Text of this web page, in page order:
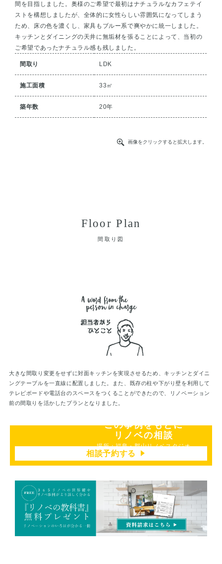
間を目指しました。奥様のご希望で最初はナチュラルなカフェテイ
ストを構想しましたが、全体的に女性らしい雰囲気になってしまう
ため、床の色を濃くし、家具もブルー系で爽やかに統一しました。
キッチンとダイニングの天井に無垢材を張ることによって、当初の
ご希望であったナチュラル感も残しました。
間取り LDK
施工面積 33㎡
築年数 20年
画像をクリックすると拡大します。
Floor Plan
間取り図
大きな間取り変更をせずに対面キッチンを実現させるため、キッチンとダイニ
ングテーブルを一直線に配置しました。また、既存の柱や下がり壁を利用して
テレビボードや電話台のスペースをつくることができたので、リノベーション
前の間取りを活かしたプランとなりました。
この事例をもとに
リノベの相談
場所：福島・郡山リノベスタジオ
相談予約する